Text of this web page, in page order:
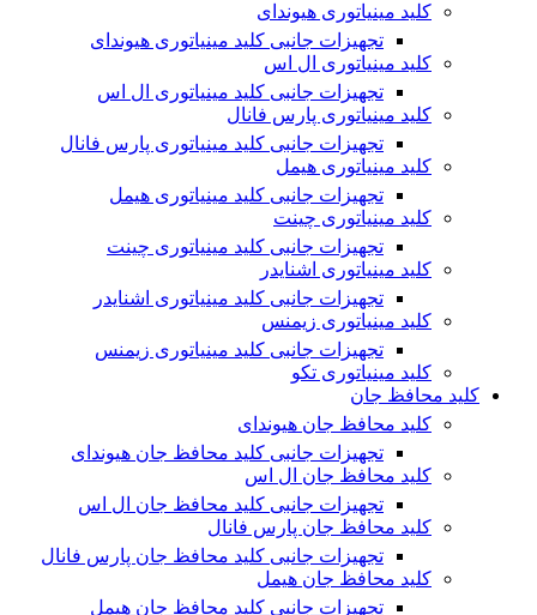
کلید مینیاتوری هیوندای
تجهیزات جانبی کلید مینیاتوری هیوندای
کلید مینیاتوری ال اس
تجهیزات جانبی کلید مینیاتوری ال اس
کلید مینیاتوری پارس فانال
تجهیزات جانبی کلید مینیاتوری پارس فانال
کلید مینیاتوری هیمل
تجهیزات جانبی کلید مینیاتوری هیمل
کلید مینیاتوری چینت
تجهیزات جانبی کلید مینیاتوری چینت
کلید مینیاتوری اشنایدر
تجهیزات جانبی کلید مینیاتوری اشنایدر
کلید مینیاتوری زیمنس
تجهیزات جانبی کلید مینیاتوری زیمنس
کلید مینیاتوری تکو
کلید محافظ جان
کلید محافظ جان هیوندای
تجهیزات جانبی کلید محافظ جان هیوندای
کلید محافظ جان ال اس
تجهیزات جانبی کلید محافظ جان ال اس
کلید محافظ جان پارس فانال
تجهیزات جانبی کلید محافظ جان پارس فانال
کلید محافظ جان هیمل
تجهیزات جانبی کلید محافظ جان هیمل